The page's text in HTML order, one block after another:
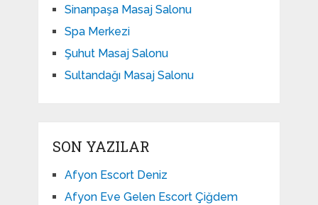
Sinanpaşa Masaj Salonu
Spa Merkezi
Şuhut Masaj Salonu
Sultandağı Masaj Salonu
SON YAZILAR
Afyon Escort Deniz
Afyon Eve Gelen Escort Çiğdem